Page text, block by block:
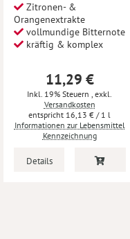
Zitronen- &
Orangenextrakte
vollmundige Bitternote
kräftig & komplex
11,29 €
Inkl. 19% Steuern, exkl.
Versandkosten
16,13 € / 1 l
Informationen zur Lebensmittel
Kennzeichnung
Details